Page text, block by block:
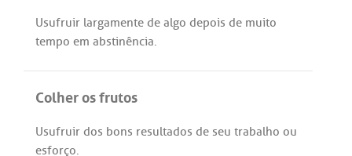
Usufruir largamente de algo depois de muito
tempo em abstinência.
Colher os frutos
Usufruir dos bons resultados de seu trabalho ou
esforço.